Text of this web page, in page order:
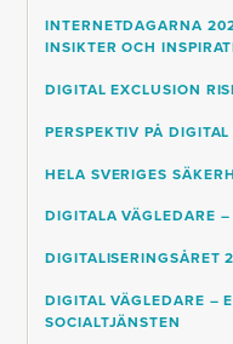
INTERNETDAGARNA
INSIKTER OCH
DIGITAL EXCLUSION
PERSPEKTIV PÅ
HELA SVERIGES
DIGITALA VÄGLEDARE
DIGITALISERINGSÅRET
DIGITAL VÄGLEDARE –
SOCIALTJÄNSTEN